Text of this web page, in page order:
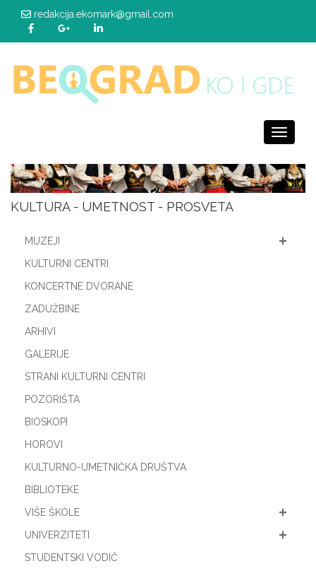
redakcija.ekomark@gmail.com
Toggle
KULTURA - UMETNOST - PROSVETA
MUZEJI
KULTURNI CENTRI
KONCERTNE DVORANE
ZADUŽBINE
ARHIVI
GALERIJE
STRANI KULTURNI CENTRI
POZORIŠTA
BIOSKOPI
HOROVI
KULTURNO-UMETNIČKA DRUŠTVA
BIBLIOTEKE
VIŠE ŠKOLE
UNIVERZITETI
STUDENTSKI VODIČ